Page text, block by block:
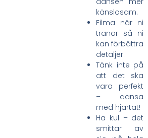
känslosam.
Filma när ni
tränar så ni
kan förbättra
detaljer.
Tänk inte på
att det ska
vara perfekt
– dansa
med hjärtat!
Ha kul – det
smittar av